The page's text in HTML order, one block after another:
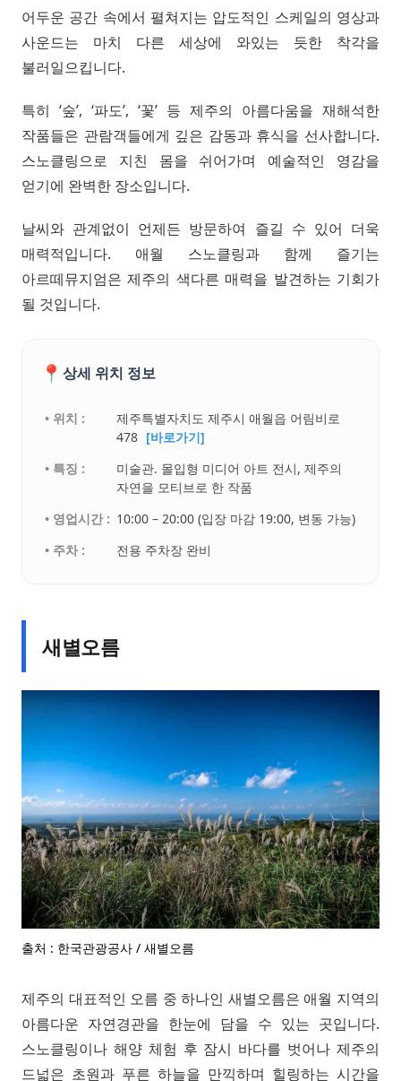
어두운 공간 속에서 펼쳐지는 압도적인 스케일의 영상과
사운드는 마치 다른 세상에 와있는 듯한 착각을
불러일으킵니다.
특히 ‘숲’, ‘파도’, ‘꽃’ 등 제주의 아름다움을 재해석한
작품들은 관람객들에게 깊은 감동과 휴식을 선사합니다.
스노클링으로 지친 몸을 쉬어가며 예술적인 영감을
얻기에 완벽한 장소입니다.
날씨와 관계없이 언제든 방문하여 즐길 수 있어 더욱
매력적입니다. 애월 스노클링과 함께 즐기는
아르떼뮤지엄은 제주의 색다른 매력을 발견하는 기회가
될 것입니다.
📍 상세 위치 정보
• 위치 :
제주특별자치도 제주시 애월읍 어림비로
478 [바로가기]
• 특징 :
미술관. 몰입형 미디어 아트 전시, 제주의
자연을 모티브로 한 작품
• 영업시간 : 10:00 – 20:00 (입장 마감 19:00, 변동 가능)
• 주차 :
전용 주차장 완비
새별오름
출처 : 한국관광공사 / 새별오름
제주의 대표적인 오름 중 하나인 새별오름은 애월 지역의
아름다운 자연경관을 한눈에 담을 수 있는 곳입니다.
스노클링이나 해양 체험 후 잠시 바다를 벗어나 제주의
드넓은 초원과 푸른 하늘을 만끽하며 힐링하는 시간을